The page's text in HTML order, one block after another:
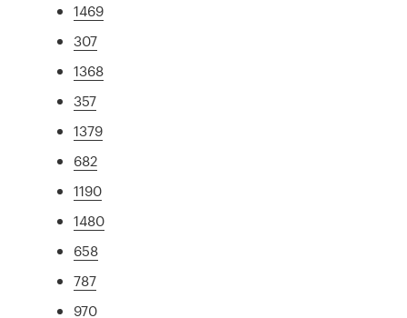
1469
307
1368
357
1379
682
1190
1480
658
787
970